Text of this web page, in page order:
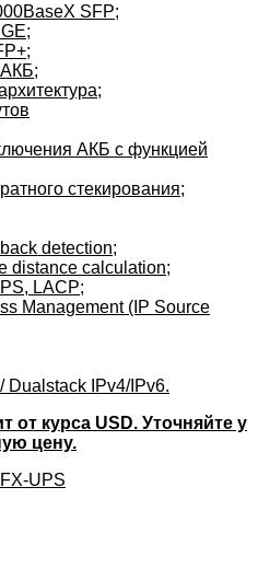
SFP;
АКБ с функцией
стекирования;
detection;
distance calculation;
LACP;
Management (IP Source
Dualstack IPv4/IPv6.
от курса USD. Уточняйте у
цену.
UPS